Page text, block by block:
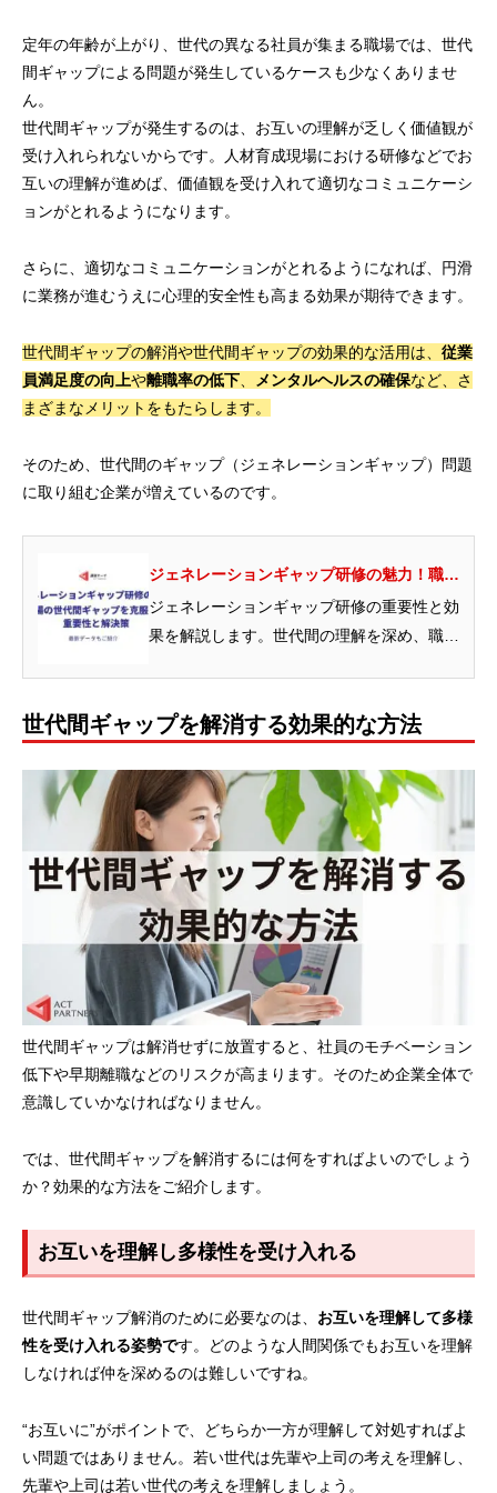
定年の年齢が上がり、世代の異なる社員が集まる職場では、世代
間ギャップによる問題が発生しているケースも少なくありませ
ん。
世代間ギャップが発生するのは、お互いの理解が乏しく価値観が
受け入れられないからです。人材育成現場における研修などでお
互いの理解が進めば、価値観を受け入れて適切なコミュニケーシ
ョンがとれるようになります。
さらに、適切なコミュニケーションがとれるようになれば、円滑
に業務が進むうえに心理的安全性も高まる効果が期待できます。
世代間ギャップの解消や世代間ギャップの効果的な活用は、 従業
員満足度の向上や離職率の低下 メンタルヘルスの確保など、さ
まざまなメリットをもたらします。
そのため、世代間のギャップ（ジェネレーションギャップ）問題
に取り組む企業が増えているのです。
ジェネレーションギャップ研修の魅力！職場
の世代間ギャップを克服する重要性と解決策
ジェネレーションギャップ研修の重要性と効
果を解説します。世代間の理解を深め、職場
世代間ギャップを解消する効果的な方法
世代間ギャップは解消せずに放置すると、社員のモチベーション
低下や早期離職などのリスクが高まります。そのため企業全体で
意識していかなければなりません。
では、世代間ギャップを解消するには何をすればよいのでしょう
か？効果的な方法をご紹介します。
お互いを理解し多様性を受け入れる
世代間ギャップ解消のために必要なのは、 お互いを理解して多様
性を受け入れる姿勢です。どのような人間関係でもお互いを理解
しなければ仲を深めるのは難しいですね。
“お互いに”がポイントで、どちらか一方が理解して対処すればよ
い問題ではありません。若い世代は先輩や上司の考えを理解し、
先輩や上司は若い世代の考えを理解しましょう。